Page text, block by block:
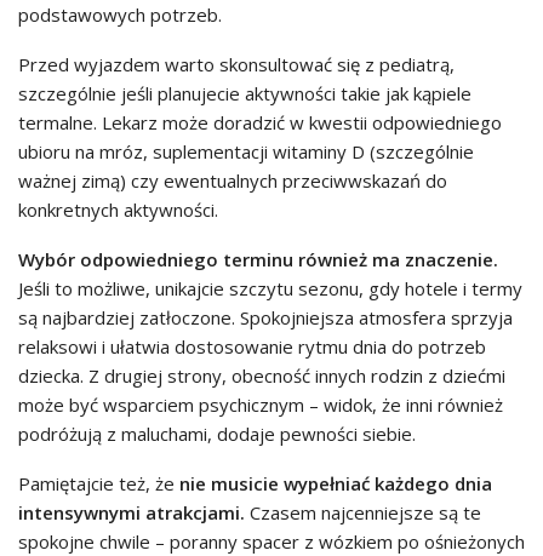
podstawowych potrzeb.
Przed wyjazdem warto skonsultować się z pediatrą,
szczególnie jeśli planujecie aktywności takie jak kąpiele
termalne. Lekarz może doradzić w kwestii odpowiedniego
ubioru na mróz, suplementacji witaminy D (szczególnie
ważnej zimą) czy ewentualnych przeciwwskazań do
konkretnych aktywności.
Wybór odpowiedniego terminu również ma znaczenie.
Jeśli to możliwe, unikajcie szczytu sezonu, gdy hotele i termy
są najbardziej zatłoczone. Spokojniejsza atmosfera sprzyja
relaksowi i ułatwia dostosowanie rytmu dnia do potrzeb
dziecka. Z drugiej strony, obecność innych rodzin z dziećmi
może być wsparciem psychicznym – widok, że inni również
podróżują z maluchami, dodaje pewności siebie.
Pamiętajcie też, że nie musicie wypełniać każdego dnia
intensywnymi atrakcjami. Czasem najcenniejsze są te
spokojne chwile – poranny spacer z wózkiem po ośnieżonych